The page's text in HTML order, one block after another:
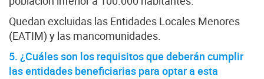
Quedan excluidas las Entidades Locales Menores
(EATIM) y las mancomunidades.
5. ¿Cuáles son los requisitos que deberán cumplir
las entidades beneficiarias para optar a esta